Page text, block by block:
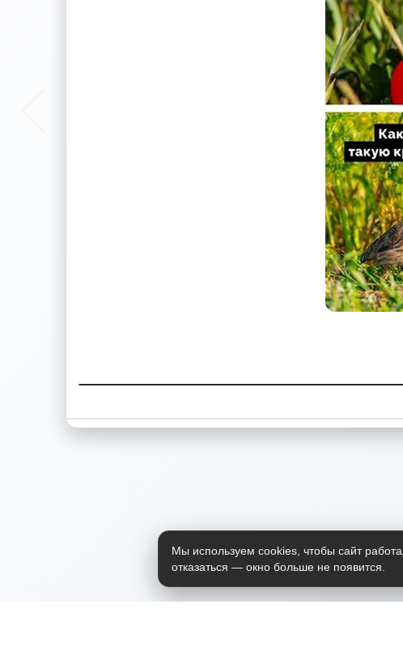
Мы используем cookies, чтобы сайт
отказаться — окно больше не появится.